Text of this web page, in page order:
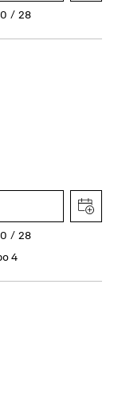
28
28
4